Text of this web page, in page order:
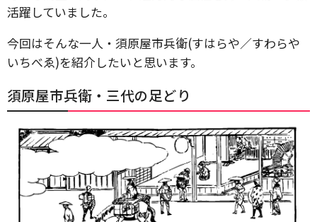
活躍していました。
今回はそんな一人・須原屋市兵衛(すはらや／すわらや
いちべゑ)を紹介したいと思います。
須原屋市兵衛・三代の足どり